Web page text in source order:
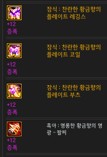
잠식 : 찬란한 황금향의
플레이트 레깅스
+12
증폭
잠식 : 찬란한 황금향의
플레이트 코일
+12
증폭
잠식 : 찬란한 황금향의
플레이트 부츠
+12
증폭
흑아 : 영롱한 황금향의 영
광 - 팔찌
+12
증폭